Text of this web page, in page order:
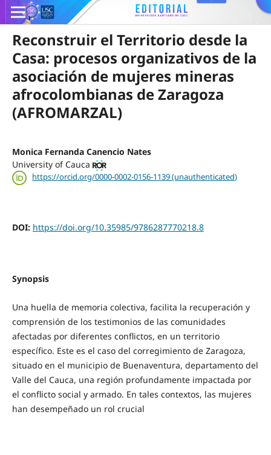
Reconstruir el Territorio desde la
Casa: procesos organizativos de la
asociación de mujeres mineras
afrocolombianas de Zaragoza
(AFROMARZAL)
Monica Fernanda Canencio Nates
University of Cauca
https://orcid.org/0000-0002-0156-1139 (unauthenticated)
DOI: https://doi.org/10.35985/9786287770218.8
Synopsis
Una huella de memoria colectiva, facilita la recuperación y
comprensión de los testimonios de las comunidades
afectadas por diferentes conflictos, en un territorio
específico. Este es el caso del corregimiento de Zaragoza,
situado en el municipio de Buenaventura, departamento del
Valle del Cauca, una región profundamente impactada por
el conflicto social y armado. En tales contextos, las mujeres
han desempeñado un rol crucial